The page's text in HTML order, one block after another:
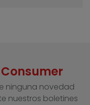
Consumer
ninguna novedad
nuestros boletines